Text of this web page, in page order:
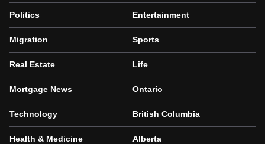
Politics
Migration
Real Estate
Mortgage News
Technology
Health & Medicine
Entertainment
Sports
Life
Ontario
British Columbia
Alberta